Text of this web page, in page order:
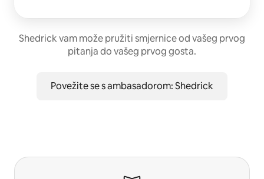
Shedrick vam može pružiti smjernice od vašeg prvog
pitanja do vašeg prvog gosta.
Povežite se s ambasadorom: Shedrick